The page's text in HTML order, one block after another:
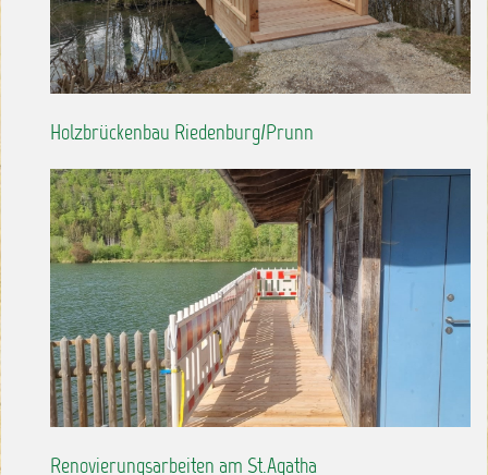
Holzbrückenbau Riedenburg/Prunn
Renovierungsarbeiten am St.Agatha